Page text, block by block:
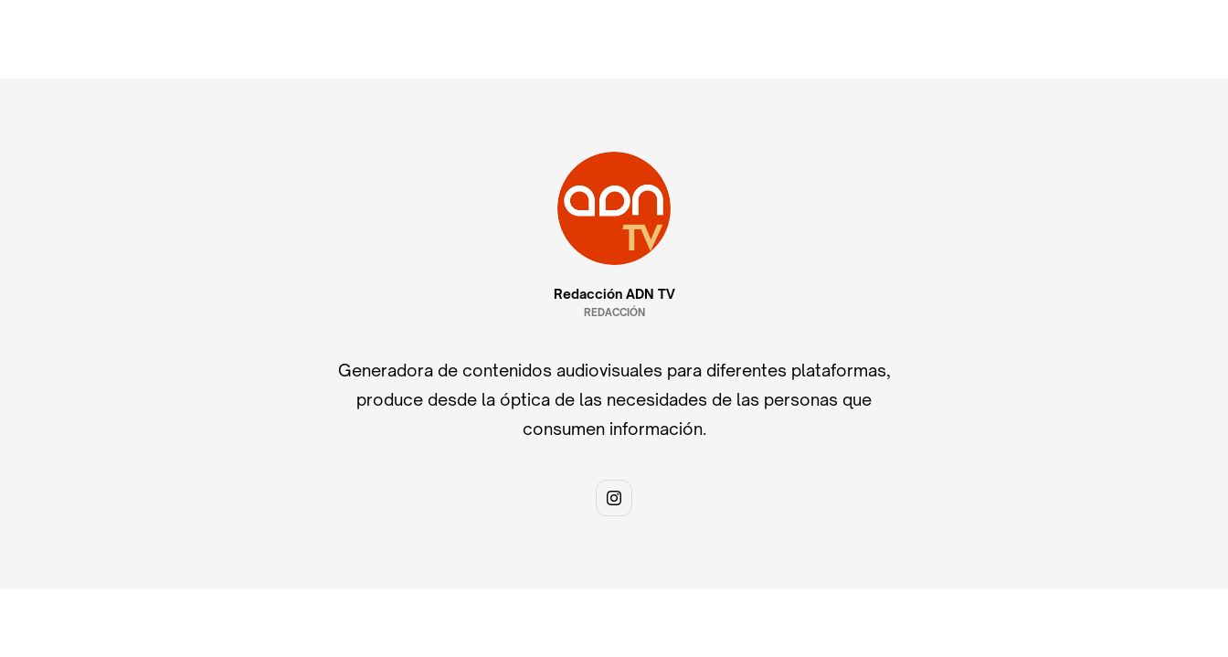
Redacción ADN TV
REDACCIÓN
Generadora de contenidos audiovisuales para diferentes plataformas,
produce desde la óptica de las necesidades de las personas que
consumen información.